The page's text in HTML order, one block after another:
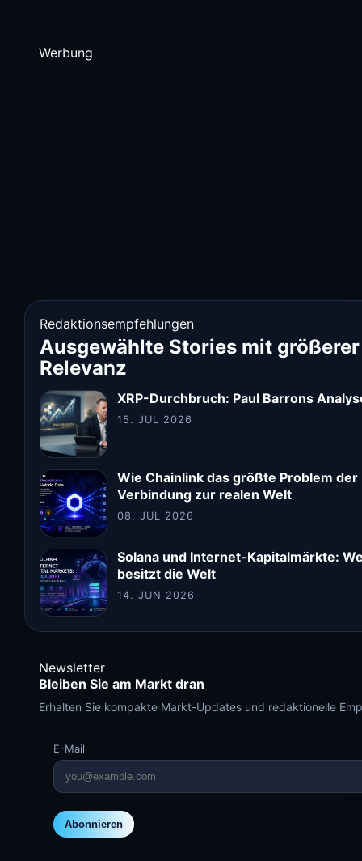
Werbung
Redaktionsempfehlungen
Ausgewählte Stories mit
Relevanz
XRP-Durchbruch: Paul Barrons
15. JUL 2026
Wie Chainlink das größte Problem
Verbindung zur realen Welt
08. JUL 2026
Solana und Internet-Kapitalmärkte:
besitzt die Welt
14. JUN 2026
Newsletter
Bleiben Sie am Markt dran
Erhalten Sie kompakte Markt-Updates und redaktionelle
E-Mail
Abonnieren